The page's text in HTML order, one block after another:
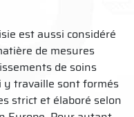
est aussi considéré
de mesures
de soins
y travaille sont formés
strict et élaboré selon